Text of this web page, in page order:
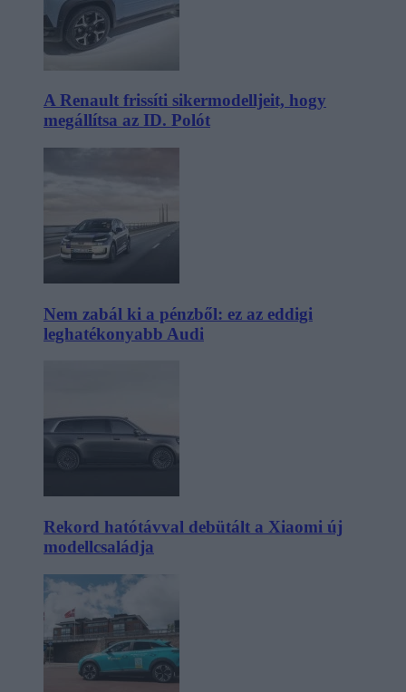
A Renault frissíti sikermodelljeit, hogy
megállítsa az ID. Polót
Nem zabál ki a pénzből: ez az eddigi
leghatékonyabb Audi
Rekord hatótávval debütált a Xiaomi új
modellcsaládja